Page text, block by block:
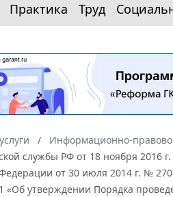
Практика Труд
Информационно-
службы РФ от 18 ноября 2016
от 30 июля 2014 г. №
«Об утверждении Порядка